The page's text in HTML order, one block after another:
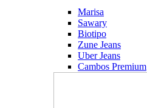
Marisa
Sawary
Biotipo
Zune Jeans
Uber Jeans
Cambos Premium